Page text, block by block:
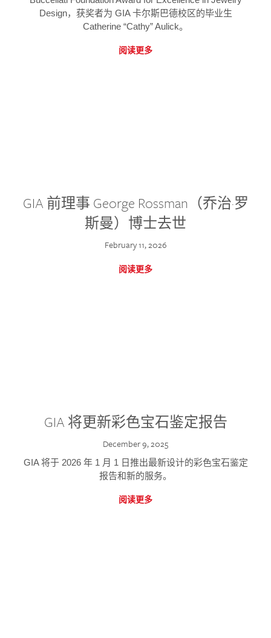
Design，获奖者为 GIA 卡尔斯巴德校区的毕业生
Catherine “Cathy” Aulick。
阅读更多
GIA 前理事 George Rossman（乔治·罗
斯曼）博士去世
February 11, 2026
阅读更多
GIA 将更新彩色宝石鉴定报告
December 9, 2025
GIA 将于 2026 年 1 月 1 日推出最新设计的彩色宝石鉴定
报告和新的服务。
阅读更多